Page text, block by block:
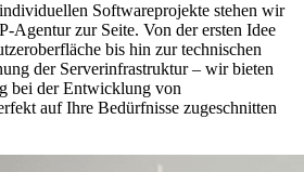
Softwareprojekte stehen wir
Agentur zur Seite. Von der ersten Idee
bis hin zur technischen
der Serverinfrastruktur – wir bieten
bei der Entwicklung von
auf Ihre Bedürfnisse zugeschnitten